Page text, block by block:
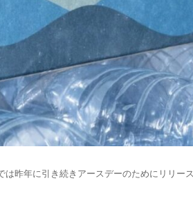
昨年に引き続きアースデーのためにリリー